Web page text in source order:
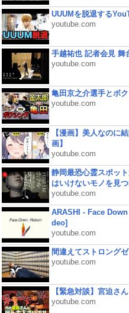
UUUMを脱退する
youtube.com
手越祐也 記者会見 舞
youtube.com
亀田京之介選手とボ
youtube.com
【漫画】美人なのに
画】
youtube.com
静岡最恐心霊スポッ
はいけないモノを見
youtube.com
ARASHI - Face
deo]
youtube.com
間違えてストロングゼ
youtube.com
【緊急対談】宮迫さ
youtube.com